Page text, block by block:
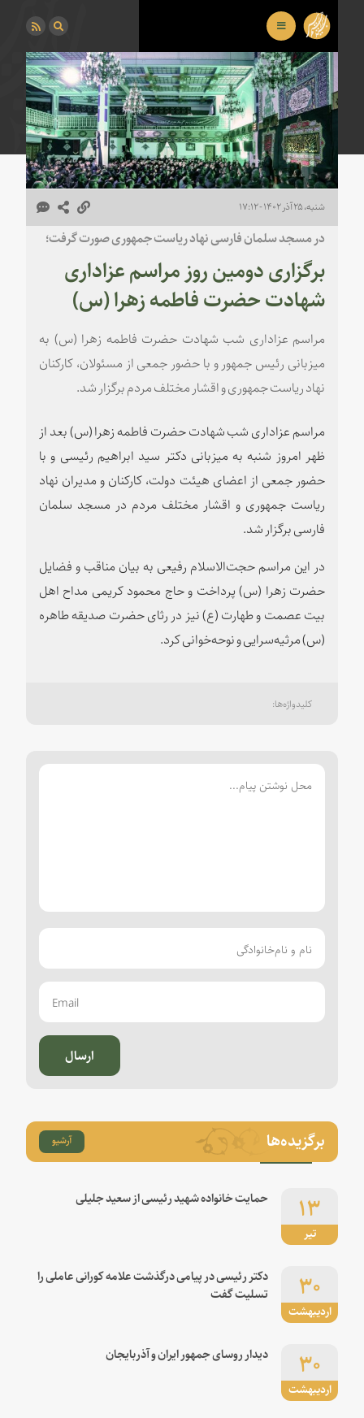
شنبه، ۲۵ آذر ۱۴۰۲ - ۱۷:۱۲
در مسجد سلمان فارسی نهاد ریاست جمهوری صورت گرفت؛
برگزاری دومین روز مراسم عزاداری
شهادت حضرت فاطمه زهرا (س)
مراسم عزاداری شب شهادت حضرت فاطمه زهرا (س) به
میزبانی رئیس جمهور و با حضور جمعی از مسئولان، کارکنان
نهاد ریاست جمهوری و اقشار مختلف مردم برگزار شد.
مراسم عزاداری شب شهادت حضرت فاطمه زهرا (س) بعد از
ظهر امروز شنبه به میزبانی دکتر سید ابراهیم رئیسی و با
حضور جمعی از اعضای هیئت دولت، کارکنان و مدیران نهاد
ریاست جمهوری و اقشار مختلف مردم در مسجد سلمان
فارسی برگزار شد.
در این مراسم حجت‌الاسلام رفیعی به بیان مناقب و فضایل
حضرت زهرا (س) پرداخت و حاج محمود کریمی مداح اهل
بیت عصمت و طهارت (ع) نیز در رثای حضرت صدیقه طاهره
(س) مرثیه‌سرایی و نوحه‌خوانی کرد.
ارسال
برگزیده‌ها آرشیو
تیر
۱۳ حمایت خانواده شهید رئیسی از سعید جلیلی
اردیبهشت
۳۰
دکتر رئیسی در پیامی درگذشت علامه کورانی عاملی را
تسلیت گفت
اردیبهشت
۳۰ دیدار روسای جمهور ایران و آذربایجان